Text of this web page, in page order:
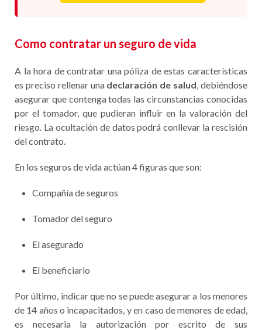
Como contratar un seguro de vida
A la hora de contratar una póliza de estas características
es preciso rellenar una declaración de salud , debiéndose
asegurar que contenga todas las circunstancias conocidas
por el tomador, que pudieran influir en la valoración del
riesgo. La ocultación de datos podrá conllevar la rescisión
del contrato.
En los seguros de vida actúan 4 figuras que son:
Compañía de seguros
Tomador del seguro
El asegurado
El beneficiario
Por último, indicar que no se puede asegurar a los menores
de 14 años o incapacitados, y en caso de menores de edad,
es necesaria la autorización por escrito de sus